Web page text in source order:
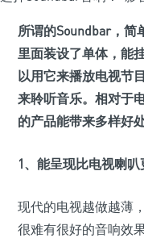
所谓的Soundbar，简
里面装设了单体，能
以用它来播放电视节
来聆听音乐。相对于
的产品能带来多样好
1、能呈现比电视喇
现代的电视越做越薄
很难有很好的音响效